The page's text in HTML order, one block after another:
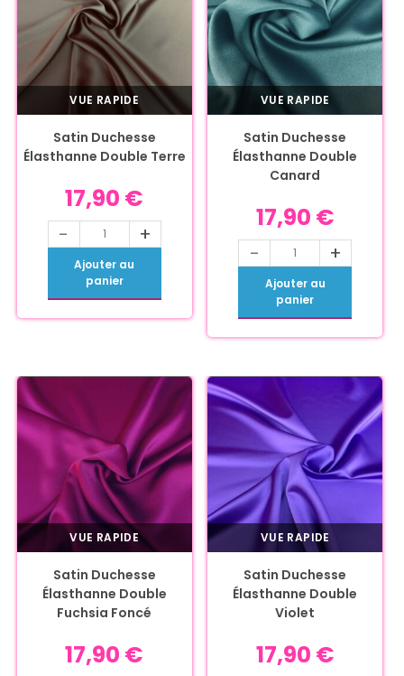
VUE RAPIDE
Satin Duchesse
Élasthanne Double Terre
17,90 €
- +
Ajouter au
panier
VUE RAPIDE
Satin Duchesse
Élasthanne Double
Canard
17,90 €
- +
Ajouter au
panier
VUE RAPIDE
Satin Duchesse
Élasthanne Double
Fuchsia Foncé
17,90 €
VUE RAPIDE
Satin Duchesse
Élasthanne Double
Violet
17,90 €